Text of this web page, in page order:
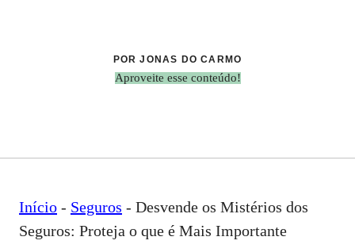
POR JONAS DO CARMO
Aproveite esse conteúdo!
Início - Seguros - Desvende os Mistérios dos
Seguros: Proteja o que é Mais Importante